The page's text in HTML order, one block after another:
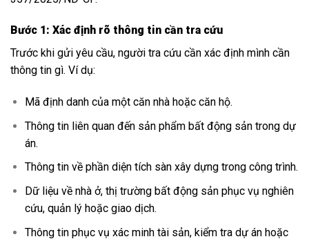
Bước 1: Xác định rõ thông tin cần tra cứu
Trước khi gửi yêu cầu, người tra cứu cần xác định mình cần
thông tin gì. Ví dụ:
Mã định danh của một căn nhà hoặc căn hộ.
Thông tin liên quan đến sản phẩm bất động sản trong dự
án.
Thông tin về phần diện tích sàn xây dựng trong công trình.
Dữ liệu về nhà ở, thị trường bất động sản phục vụ nghiên
cứu, quản lý hoặc giao dịch.
Thông tin phục vụ xác minh tài sản, kiểm tra dự án hoặc